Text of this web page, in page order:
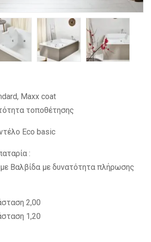
Maxx coat
τοποθέτησης
Eco basic
:
Βαλβίδα με δυνατότητα πλήρωσης
2,00
1,20